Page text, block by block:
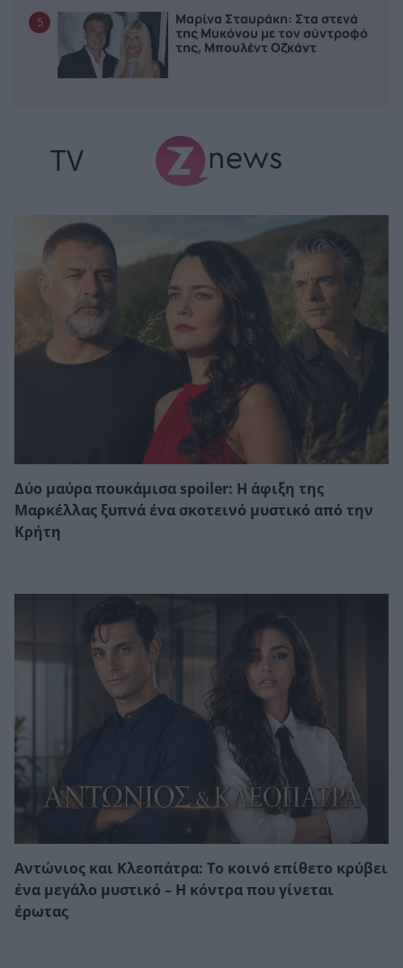
5
Μαρίνα Σταυράκη: Στα στενά
της Μυκόνου με τον σύντροφό
της, Μπουλέντ Οζκάντ
TV
Δύο μαύρα πουκάμισα spoiler: Η άφιξη της
Μαρκέλλας ξυπνά ένα σκοτεινό μυστικό από την
Κρήτη
Αντώνιος και Κλεοπάτρα: Το κοινό επίθετο κρύβει
ένα μεγάλο μυστικό – Η κόντρα που γίνεται
έρωτας